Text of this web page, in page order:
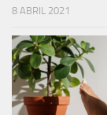
8 ABRIL 2021